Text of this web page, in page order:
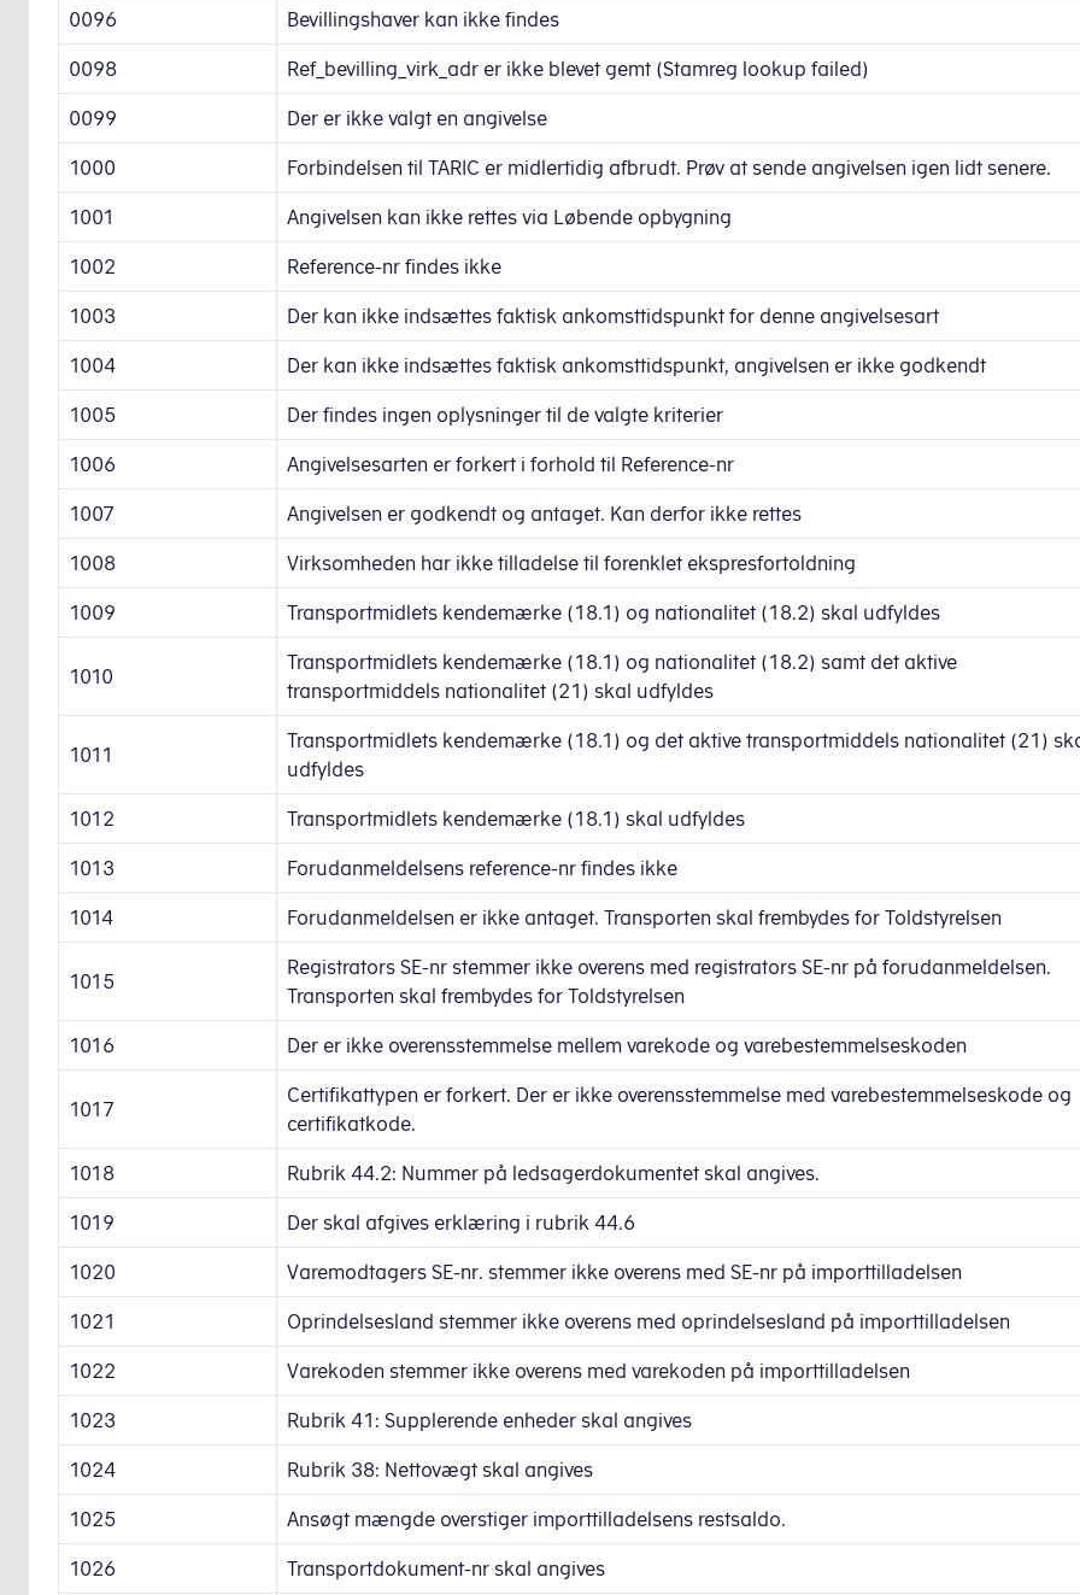
0096 Bevillingshaver kan ikke findes
0098 Ref_bevilling_virk_adr er ikke blevet gemt (Stamreg lookup failed)
0099 Der er ikke valgt en angivelse
1000 Forbindelsen til TARIC er midlertidig afbrudt. Prøv at sende angivelsen igen lidt senere.
1001 Angivelsen kan ikke rettes via Løbende opbygning
1002 Reference-nr findes ikke
1003 Der kan ikke indsættes faktisk ankomsttidspunkt for denne angivelsesart
1004 Der kan ikke indsættes faktisk ankomsttidspunkt, angivelsen er ikke godkendt
1005 Der findes ingen oplysninger til de valgte kriterier
1006 Angivelsesarten er forkert i forhold til Reference-nr
1007 Angivelsen er godkendt og antaget. Kan derfor ikke rettes
1008 Virksomheden har ikke tilladelse til forenklet ekspresfortoldning
1009 Transportmidlets kendemærke (18.1) og nationalitet (18.2) skal udfyldes
1010
Transportmidlets kendemærke (18.1) og nationalitet (18.2) samt det aktive
transportmiddels nationalitet (21) skal udfyldes
1011
Transportmidlets kendemærke (18.1) og det aktive transportmiddels nationalitet (21)
udfyldes
1012 Transportmidlets kendemærke (18.1) skal udfyldes
1013 Forudanmeldelsens reference-nr findes ikke
1014 Forudanmeldelsen er ikke antaget. Transporten skal frembydes for Toldstyrelsen
1015
Registrators SE-nr stemmer ikke overens med registrators SE-nr på forudanmeldelsen.
Transporten skal frembydes for Toldstyrelsen
1016 Der er ikke overensstemmelse mellem varekode og varebestemmelseskoden
1017
Certifikattypen er forkert. Der er ikke overensstemmelse med varebestemmelseskode og
certifikatkode.
1018 Rubrik 44.2: Nummer på ledsagerdokumentet skal angives.
1019 Der skal afgives erklæring i rubrik 44.6
1020 Varemodtagers SE-nr. stemmer ikke overens med SE-nr på importtilladelsen
1021 Oprindelsesland stemmer ikke overens med oprindelsesland på importtilladelsen
1022 Varekoden stemmer ikke overens med varekoden på importtilladelsen
1023 Rubrik 41: Supplerende enheder skal angives
1024 Rubrik 38: Nettovægt skal angives
1025 Ansøgt mængde overstiger importtilladelsens restsaldo.
1026 Transportdokument-nr skal angives